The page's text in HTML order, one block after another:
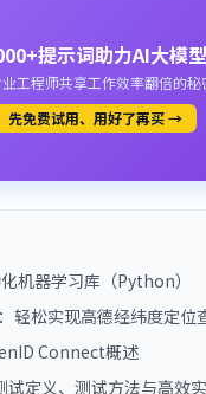
提示词助力AI大模型
工程师共享工作效率翻倍的秘
先免费试用、用好了再买 →
机器学习库（Python）
轻松实现高德经纬度定位
Connect概述
试定义、测试方法与高效